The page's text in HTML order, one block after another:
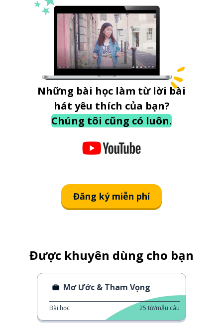
Những bài học làm từ lời bài
hát yêu thích của bạn?
Chúng tôi cũng có luôn.
Đăng ký miễn phí
Được khuyên dùng cho bạn
Mơ Ước & Tham Vọng
Bài học 25 từ/mẫu câu